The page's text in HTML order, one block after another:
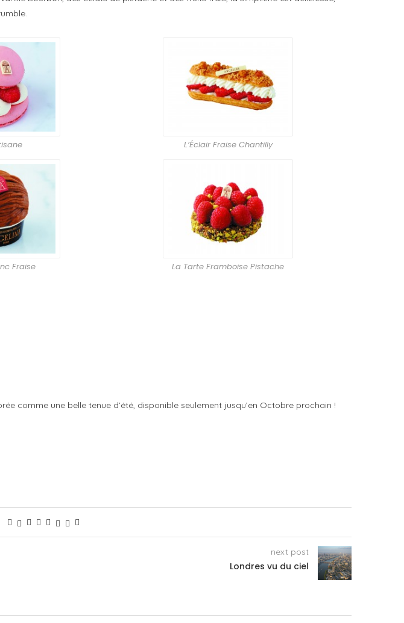
L’Éclair Fraise Chantilly
Fraise La Tarte Framboise Pistache
comme une belle tenue d’été, disponible seulement jusqu’en Octobre prochain !
next post
Londres vu du ciel